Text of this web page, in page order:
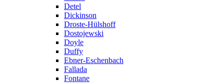
Detel
Dickinson
Droste-Hülshoff
Dostojewski
Doyle
Duffy
Ebner-Eschenbach
Fallada
Fontane